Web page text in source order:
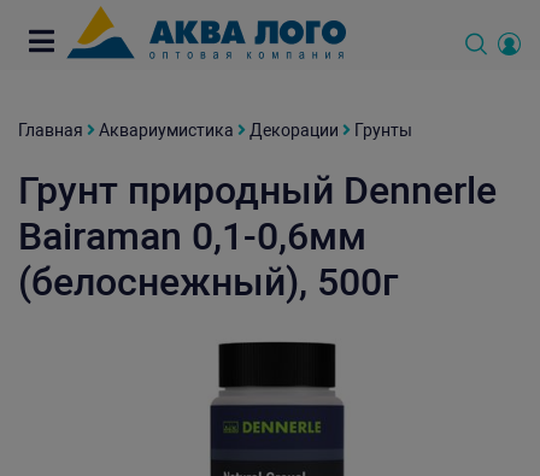
Главная Аквариумистика Декорации Грунты
Грунт природный Dennerle
Bairaman 0,1-0,6мм
(белоснежный), 500г